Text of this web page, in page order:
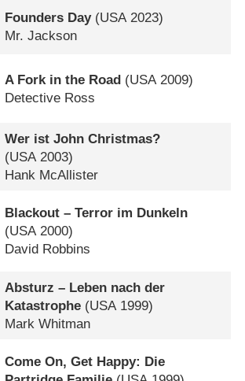
Founders Day(USA2023)
Mr. Jackson
A Fork in the Road (USA 2009)
Detective Ross
Wer ist John Christmas?
(USA 2003)
Hank McAllister
Blackout – Terror im Dunkeln
(USA2000)
David Robbins
Absturz – Leben nach der
Katastrophe (USA 1999)
Mark Whitman
Come On, Get Happy: Die